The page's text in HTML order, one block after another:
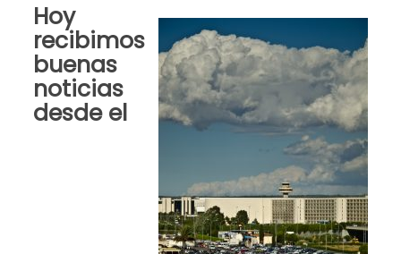
Hoy
recibimos
buenas
noticias
desde el